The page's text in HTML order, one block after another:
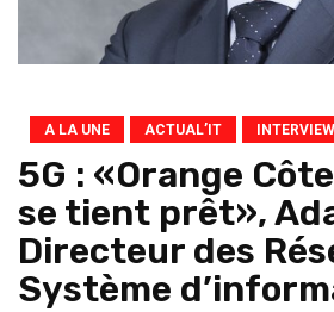
A LA UNE ACTUAL’IT
5G : «Orange
se tient prêt»,
Directeur des
Système